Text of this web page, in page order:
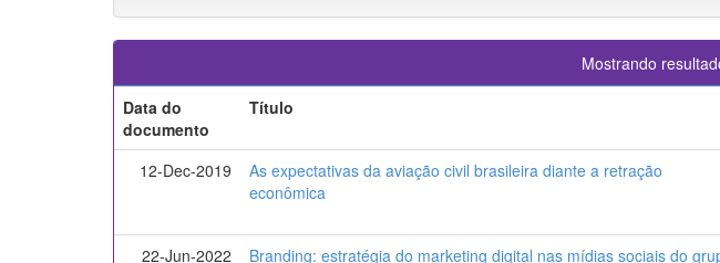
Mostrando
Data do
documento
Título
12-Dec-2019
As expectativas da aviação civil brasileira diante a retração
econômica
22-Jun-2022
Branding: estratégia do marketing digital nas mídias sociais do